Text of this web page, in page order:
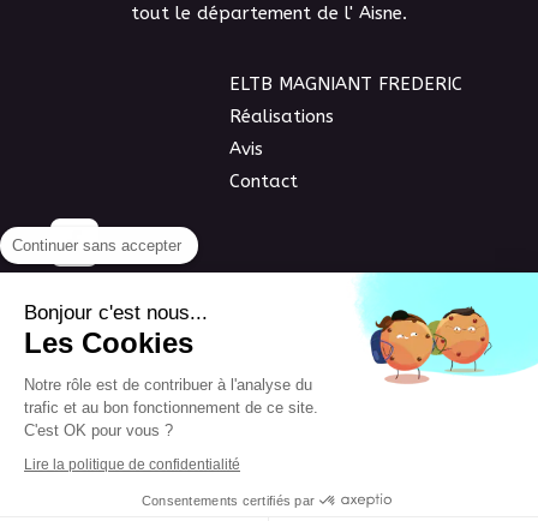
tout le département de l' Aisne.
ELTB MAGNIANT FREDERIC
Réalisations
Avis
Contact
©2016 ELTB MAGNIANT FREDERIC - Terrassement
Assainissement - LAON
Plan du site
Mentions légales
Création et référencement du site par Simplébo
Continuer sans accepter
Bonjour c'est nous...
Les Cookies
Notre rôle est de contribuer à l'analyse du
trafic et au bon fonctionnement de ce site.
C'est OK pour vous ?
Lire la politique de confidentialité
Consentements certifiés par